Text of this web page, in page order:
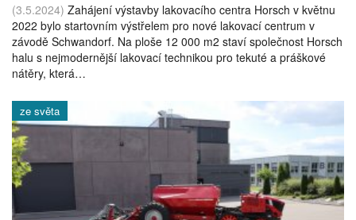
(3.5.2024) Zahájení výstavby lakovacího centra Horsch v květnu
2022 bylo startovním výstřelem pro nové lakovací centrum v
závodě Schwandorf. Na ploše 12 000 m2 staví společnost Horsch
halu s nejmodernější lakovací technikou pro tekuté a práškové
nátěry, která…
ze světa